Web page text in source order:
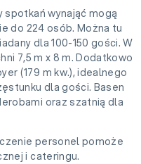
spotkań wynająć mogą
do 224 osób. Można tu
dla 100-150 gości. W
7,5 m x 8 m. Dodatkowo
(179 m kw.), idealnego
dla gości. Basen
oraz szatnią dla
personel pomoże
i cateringu.